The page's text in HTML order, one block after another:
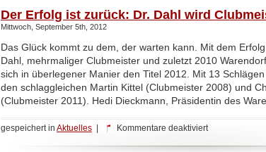
Der Erfolg ist zurück: Dr. Dahl wird
Mittwoch, September 5th, 2012
Das Glück kommt zu dem, der warten kann. Mit dem
Dahl, mehrmaliger Clubmeister und zuletzt 2010
sich in überlegener Manier den Titel 2012. Mit 13
den schlaggleichen Martin Kittel (Clubmeister 2008) und
(Clubmeister 2011). Hedi Dieckmann, Präsidentin des
gespeichert in Aktuelles Kommentare deaktiviertfür
Erfolg